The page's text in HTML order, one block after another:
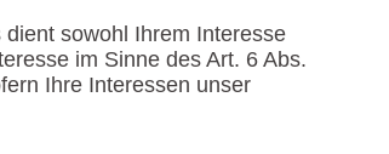
sowohl Ihrem Interesse
im Sinne des Art. 6 Abs.
Ihre Interessen unser